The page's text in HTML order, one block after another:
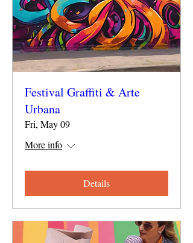
Festival Graffiti & Arte
Urbana
Fri, May 09
More info
Details